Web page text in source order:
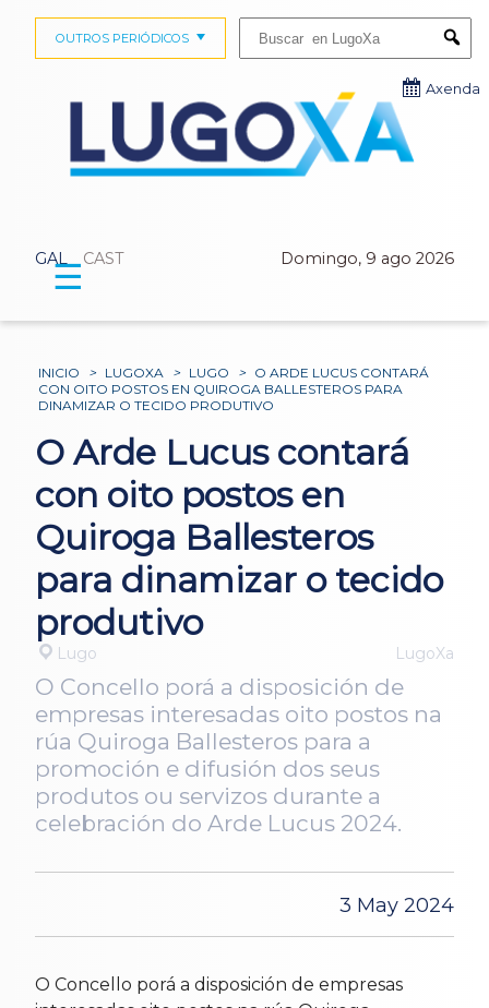
GAL CAST Domingo, 9 ago 2026
OUTROS PERIÓDICOS
Axenda
☰
INICIO > LUGOXA > LUGO > O ARDE LUCUS CONTARÁ
CON OITO POSTOS EN QUIROGA BALLESTEROS PARA
DINAMIZAR O TECIDO PRODUTIVO
O Arde Lucus contará
con oito postos en
Quiroga Ballesteros
para dinamizar o tecido
produtivo
Lugo LugoXa
O Concello porá a disposición de
empresas interesadas oito postos na
rúa Quiroga Ballesteros para a
promoción e difusión dos seus
produtos ou servizos durante a
celebración do Arde Lucus 2024.
3 May 2024
O Concello porá a disposición de empresas